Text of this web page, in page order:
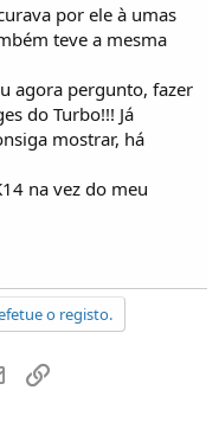
por ele à umas
teve a mesma
agora pergunto, fazer
do Turbo!!! Já
mostrar, há
na vez do meu
o registo.
Email